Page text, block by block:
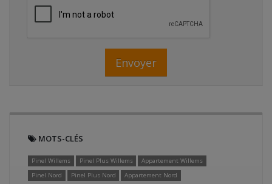
Envoyer
MOTS-CLÉS
Pinel Willems Pinel Plus Willems
Appartement Willems
Pinel Nord
Pinel Plus Nord Appartement Nord